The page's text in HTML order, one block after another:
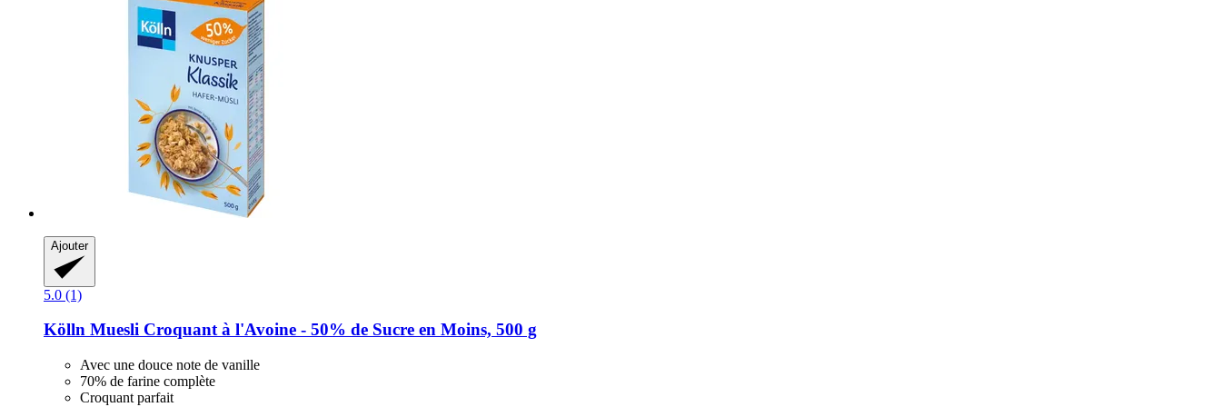
Ajouter
5.0 (1)
Kölln Muesli Croquant à l'Avoine -​ 50% de Sucre en Moins, 500 g
Avec une douce note de vanille
70% de farine complète
Croquant parfait